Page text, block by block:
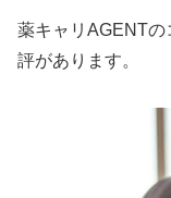
薬キャリAGENTの
評があります。